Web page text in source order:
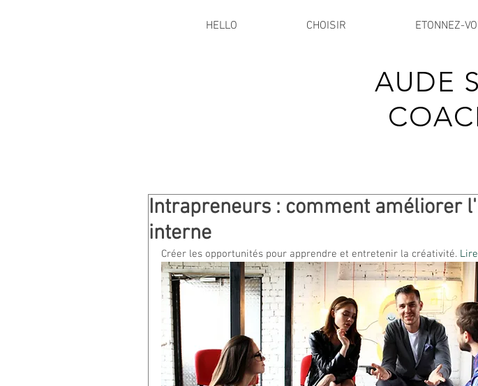
HELLO CHOISIR ETONNEZ-
AUDE
Intrapreneurs : comment améliorer
interne
Créer les opportunités pour apprendre et entretenir la créativité.